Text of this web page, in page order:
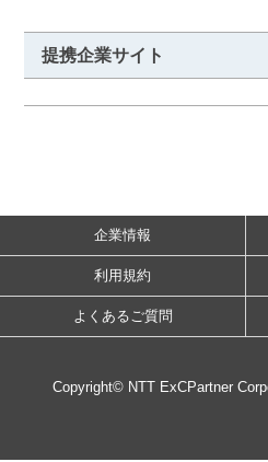
提携企業サイト
企業情報
利用規約
よくあるご質問
Copyright© NTT ExCPartner